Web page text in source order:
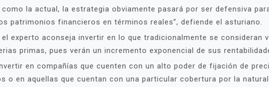
como la actual, la estrategia obviamente pasará por ser defensiva
patrimonios financieros en términos reales”, defiende el asturiano.
el experto aconseja invertir en lo que tradicionalmente se
primas, pues verán un incremento exponencial de sus
en compañías que cuenten con un alto poder de fijación de
o en aquellas que cuentan con una particular cobertura por la